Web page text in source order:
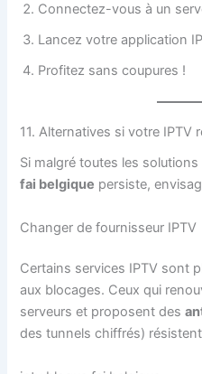
Connectez-vous à un
Lancez votre application
Profitez sans coupures !
11. Alternatives si votre IPTV
Si malgré toutes les
fai belgique persiste,
Changer de fournisseur IPTV
Certains services IPTV sont
aux blocages. Ceux qui
serveurs et proposent des
des tunnels chiffrés)